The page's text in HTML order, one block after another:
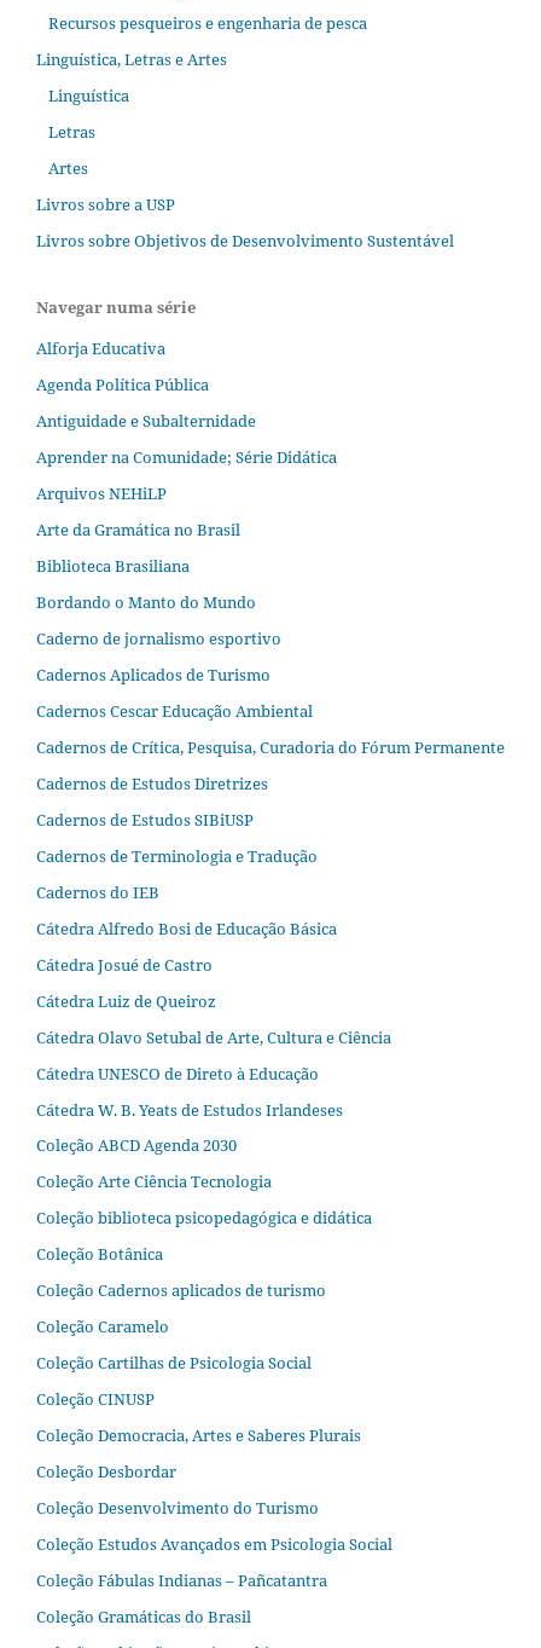
Recursos pesqueiros e engenharia de pesca
Linguística, Letras e Artes
Linguística
Letras
Artes
Livros sobre a USP
Livros sobre Objetivos de Desenvolvimento Sustentável
Navegar numa série
Alforja Educativa
Agenda Política Pública
Antiguidade e Subalternidade
Aprender na Comunidade; Série Didática
Arquivos NEHiLP
Arte da Gramática no Brasil
Biblioteca Brasiliana
Bordando o Manto do Mundo
Caderno de jornalismo esportivo
Cadernos Aplicados de Turismo
Cadernos Cescar Educação Ambiental
Cadernos de Crítica, Pesquisa, Curadoria do Fórum Permanente
Cadernos de Estudos Diretrizes
Cadernos de Estudos SIBiUSP
Cadernos de Terminologia e Tradução
Cadernos do IEB
Cátedra Alfredo Bosi de Educação Básica
Cátedra Josué de Castro
Cátedra Luiz de Queiroz
Cátedra Olavo Setubal de Arte, Cultura e Ciência
Cátedra UNESCO de Direto à Educação
Cátedra W. B. Yeats de Estudos Irlandeses
Coleção ABCD Agenda 2030
Coleção Arte Ciência Tecnologia
Coleção biblioteca psicopedagógica e didática
Coleção Botânica
Coleção Cadernos aplicados de turismo
Coleção Caramelo
Coleção Cartilhas de Psicologia Social
Coleção CINUSP
Coleção Democracia, Artes e Saberes Plurais
Coleção Desbordar
Coleção Desenvolvimento do Turismo
Coleção Estudos Avançados em Psicologia Social
Coleção Fábulas Indianas – Pañcatantra
Coleção Gramáticas do Brasil